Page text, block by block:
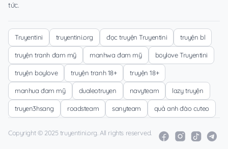
tức.
Truyentini truyentini.org đọc truyện Truyentini truyện bl
truyện tranh đam mỹ manhwa đam mỹ boylove Truyentini
truyện boylove truyện tranh 18+ truyện 18+
manhua đam mỹ dualeotruyen navyteam lazy truyện
truyen3hsang roadsteam sanyteam quả anh đào cuteo
Copyright © 2025 truyentini.org. All rights reserved.